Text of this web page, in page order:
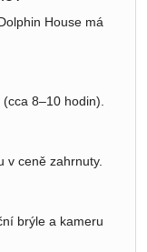
House má
8–10 hodin).
v ceně zahrnuty.
brýle a kameru